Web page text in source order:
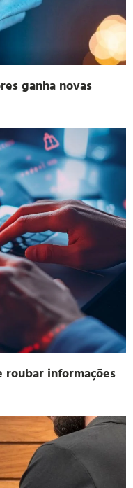
ganha novas
roubar informações